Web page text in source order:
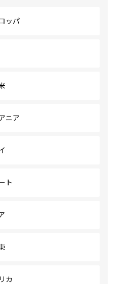
ッパ
ニア
ト
カ